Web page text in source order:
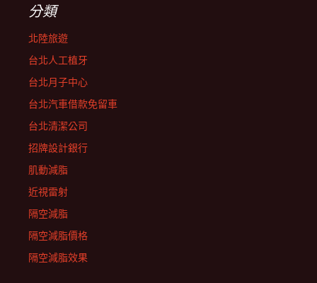
分類
北陸旅遊
台北人工植牙
台北月子中心
台北汽車借款免留車
台北清潔公司
招牌設計銀行
肌動減脂
近視雷射
隔空減脂
隔空減脂價格
隔空減脂效果